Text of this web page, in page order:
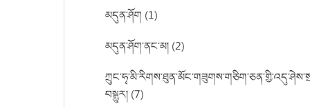
མདུན་ཤོག (1)
མདུན་ཤོག་ནང་མ། (2)
བསྒྱུར། (7)